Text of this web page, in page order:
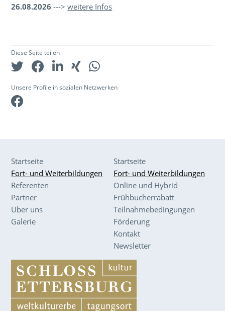
26.08.2026 --->weitere Infos
Diese Seite teilen
Unsere Profile in sozialen Netzwerken
Startseite
Fort- und Weiterbildungen
Referenten
Partner
Über uns
Galerie
Startseite
Fort- und Weiterbildungen
Online und Hybrid
Frühbucherrabatt
Teilnahmebedingungen
Förderung
Kontakt
Newsletter